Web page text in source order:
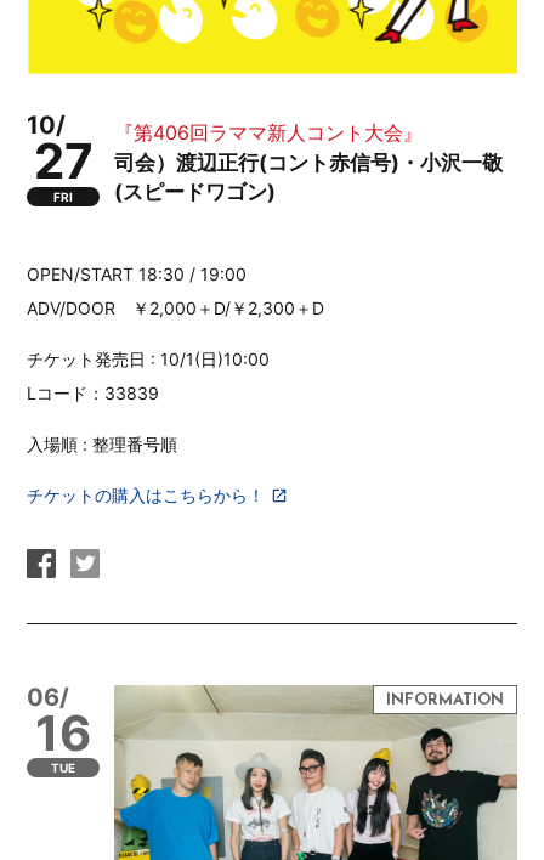
10/
27
FRI
『第406回ラママ新人コント大会』
司会）渡辺正行(コント赤信号)・小沢一敬
(スピードワゴン)
OPEN/START 18:30 / 19:00
ADV/DOOR ￥2,000＋D/￥2,300＋D
チケット発売日 : 10/1(日)10:00
Lコード：33839
入場順 : 整理番号順
チケットの購入はこちらから！
06/
16
TUE